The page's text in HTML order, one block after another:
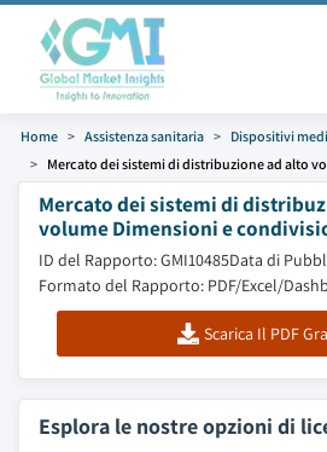
Home Assistenza sanitaria Dispositivi
Mercato dei sistemi di distribuzione ad alto
Mercato dei sistemi di
volume Dimensioni e
ID del Rapporto: GMI10485Data di
Formato del Rapporto: PDF/Excel/
Scarica Il PDF
Esplora le nostre opzioni di